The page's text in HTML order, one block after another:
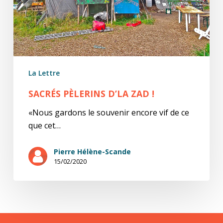
La Lettre
SACRÉS PÈLERINS D’LA ZAD !
«Nous gardons le souvenir encore vif de ce
que cet…
Pierre Hélène-Scande
15/02/2020